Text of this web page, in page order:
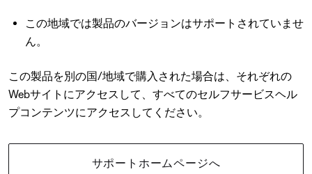
この地域では製品のバージョンはサポートされていませ
ん。
この製品を別の国/地域で購入された場合は、それぞれの
Webサイトにアクセスして、すべてのセルフサービスヘル
プコンテンツにアクセスしてください。
サポートホームページへ